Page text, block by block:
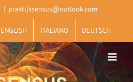
| praktijksensus@outlook.com
ENGLISH ITALIANO DEUTSCH